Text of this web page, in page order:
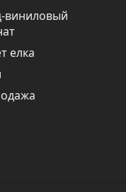
виниловый
елка